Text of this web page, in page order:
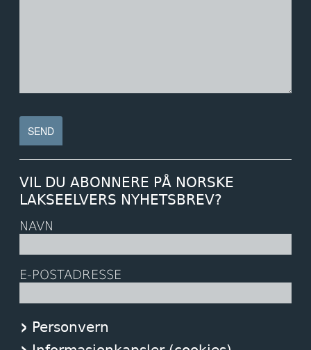
VIL DU ABONNERE PÅ NORSKE
LAKSEELVERS NYHETSBREV?
NAVN
E-POSTADRESSE
Personvern